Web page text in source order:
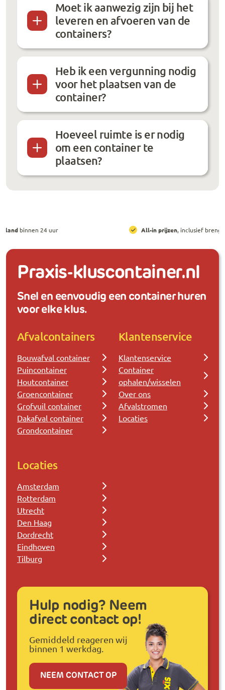
Moet ik aanwezig zijn bij het
leveren en afvoeren van de
containers?
Heb ik een vergunning nodig
voor het plaatsen van de
container?
Hoeveel ruimte is er nodig
om een container te
plaatsen?
All-in prijzen , inclusief brengen, ophalen en huur
Praxis-kluscontainer.nl
Snel en eenvoudig een container huren
voor elke klus.
Afvalcontainers
Bouwafval container
Puincontainer
Houtcontainer
Groencontainer
Grofvuil container
Dakafval container
Grondcontainer
Klantenservice
Klantenservice
Container
ophalen/wisselen
Over ons
Afvalstromen
Locaties
Locaties
Amsterdam
Rotterdam
Utrecht
Den Haag
Dordrecht
Eindhoven
Tilburg
Hulp nodig? Neem
direct contact op!
Gemiddeld reageren wij
binnen 1 werkdag.
NEEM CONTACT OP